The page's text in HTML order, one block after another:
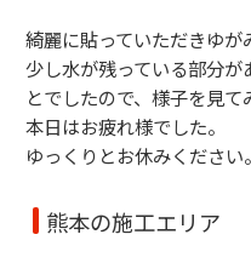
綺麗に貼っていただきゆが
少し水が残っている部分
とでしたので、様子を見て
本日はお疲れ様でした。
ゆっくりとお休みください。
熊本の施工エリア